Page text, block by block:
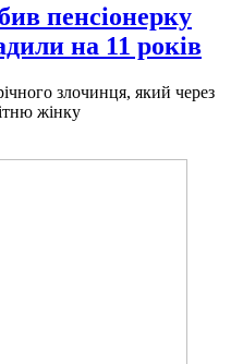
пенсіонерку
на 11 років
злочинця, який через
жінку